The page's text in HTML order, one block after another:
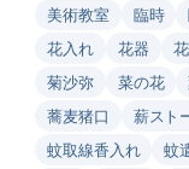
美術教室
臨時
花入れ
花器
菊沙弥
菜の花
蕎麦猪口
薪スト
蚊取線香入れ
蚊